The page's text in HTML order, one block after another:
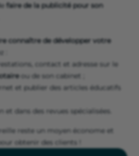
faire de la publicité pour son
connaître de développer votre
:
contact et adresse sur le
ou de son cabinet ;
et publier des articles éducatifs
et dans des revues spécialisées.
reste un moyen économe et
obtenir des clients !